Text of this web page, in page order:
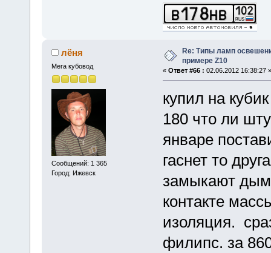
лёня
Мега кубовод
Сообщений: 1 365
Город: Ижевск
Re: Типы ламп
примере Z10
« Ответ #66 : 02.06.2012 16:38:27 »
купил на
180 что ли
январе
гаснет то
замыкают
контакте
изоляция.
филипс. за